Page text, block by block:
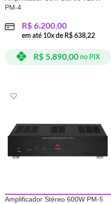
PM-4
R$ 6.200,00
em até 10x de R$ 638,22
R$5.890,00 no PIX
Amplificador Stéreo 600W PM-5